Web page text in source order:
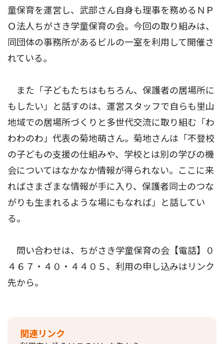
童保育を運営し、武部さん自身も理事を務めるＮＰ
Ｏ法人ちがさき学童保育の会。今回の取り組みは、
同団体の事務所があるビルの一室を利用して開催さ
れている。
また「子どもたちはもちろん、保護者の居場所に
もしたい」と話すのは、運営スタッフで自らも里山
地域での居場所づくりと多世代交流に取り組む「わ
わわのわ」代表の菊地萌さん。菊地さんは「不登校
の子どもの支援の仕組みや、学校とは別の学びの機
会についてはなかなか情報が得られない。ここに来
ればさまざまな情報が手に入り、保護者同士のつな
がりも生まれるような場にもなれば」と話してい
る。
問い合わせは、ちがさき学童保育の会【電話】０
４６７・４０・４４０５、利用の申し込みはリンク
先から。
関連リンク